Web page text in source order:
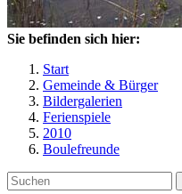
Sie befinden sich hier:
Start
Gemeinde & Bürger
Bildergalerien
Ferienspiele
2010
Boulefreunde